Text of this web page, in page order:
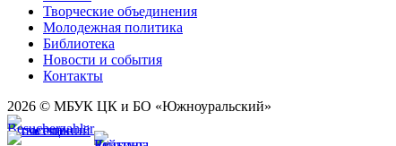
Творческие объединения
Молодежная политика
Библиотека
Новости и события
Контакты
2026 © МБУК ЦК и БО «Южноуральский»